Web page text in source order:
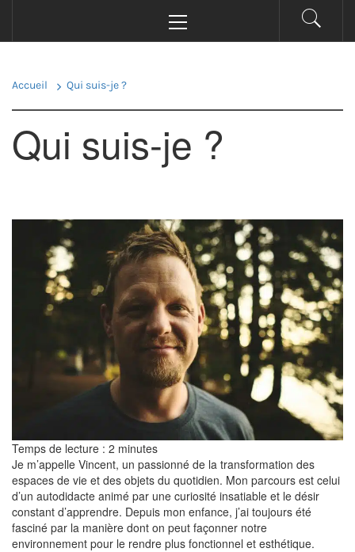
principal
Accueil Qui suis-je ?
Qui suis-je ?
Temps de lecture : 2 minutes
Je m’appelle Vincent, un passionné de la transformation des
espaces de vie et des objets du quotidien. Mon parcours est celui
d’un autodidacte animé par une curiosité insatiable et le désir
constant d’apprendre. Depuis mon enfance, j’ai toujours été
fasciné par la manière dont on peut façonner notre
environnement pour le rendre plus fonctionnel et esthétique.​